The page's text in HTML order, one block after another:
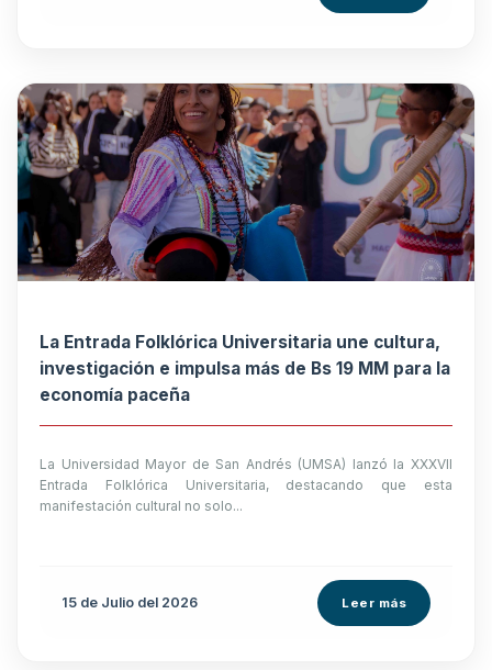
La Entrada Folklórica Universitaria une cultura,
investigación e impulsa más de Bs 19 MM para la
economía paceña
La Universidad Mayor de San Andrés (UMSA) lanzó la XXXVII
Entrada Folklórica Universitaria, destacando que esta
manifestación cultural no solo...
15 de Julio del 2026 Leer más